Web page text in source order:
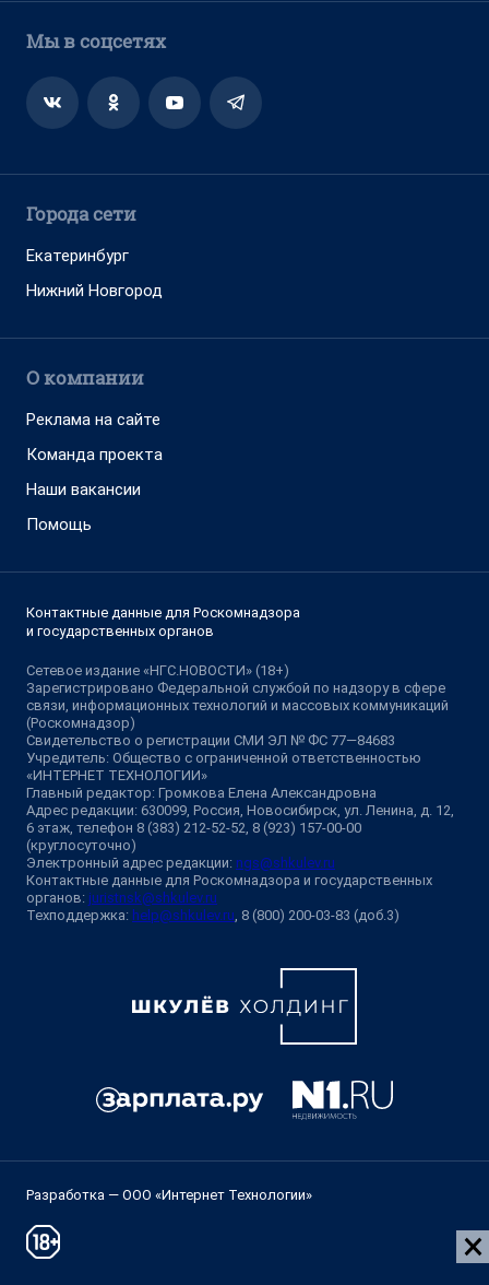
Мы в соцсетях
Города сети
Екатеринбург
Нижний Новгород
О компании
Реклама на сайте
Команда проекта
Наши вакансии
Помощь
Контактные данные для Роскомнадзора
и государственных органов
Сетевое издание «НГС.НОВОСТИ» (18+)
Зарегистрировано Федеральной службой по надзору в сфере
связи, информационных технологий и массовых коммуникаций
(Роскомнадзор)
Свидетельство о регистрации СМИ ЭЛ № ФС 77—84683
Учредитель: Общество с ограниченной ответственностью
«ИНТЕРНЕТ ТЕХНОЛОГИИ»
Главный редактор: Громкова Елена Александровна
Адрес редакции: 630099, Россия, Новосибирск, ул. Ленина, д. 12,
6 этаж, телефон 8 (383) 212-52-52, 8 (923) 157-00-00
(круглосуточно)
Электронный адрес редакции: ngs@shkulev.ru
Контактные данные для Роскомнадзора и государственных
органов: juristnsk@shkulev.ru
Техподдержка: help@shkulev.ru , 8 (800) 200-03-83 (доб.3)
Разработка — ООО «Интернет Технологии»